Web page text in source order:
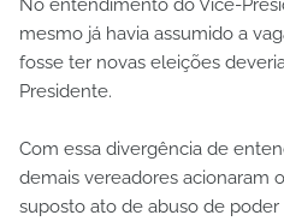
No entendimento do Vice-
mesmo já havia assumido a
fosse ter novas eleições
Presidente.
Com essa divergência de
demais vereadores acionaram
suposto ato de abuso de